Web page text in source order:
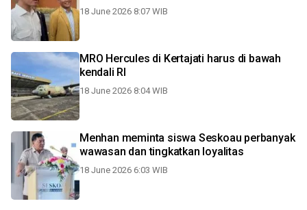
18 June 2026 8:07 WIB
MRO Hercules di Kertajati harus di bawah
kendali RI
18 June 2026 8:04 WIB
Menhan meminta siswa Seskoau perbanyak
wawasan dan tingkatkan loyalitas
18 June 2026 6:03 WIB